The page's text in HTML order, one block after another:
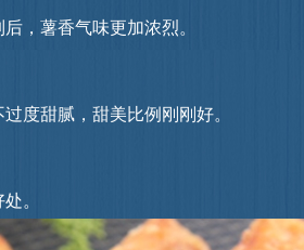
香气味更加浓烈。
过度甜腻，甜美比例刚刚好。
。